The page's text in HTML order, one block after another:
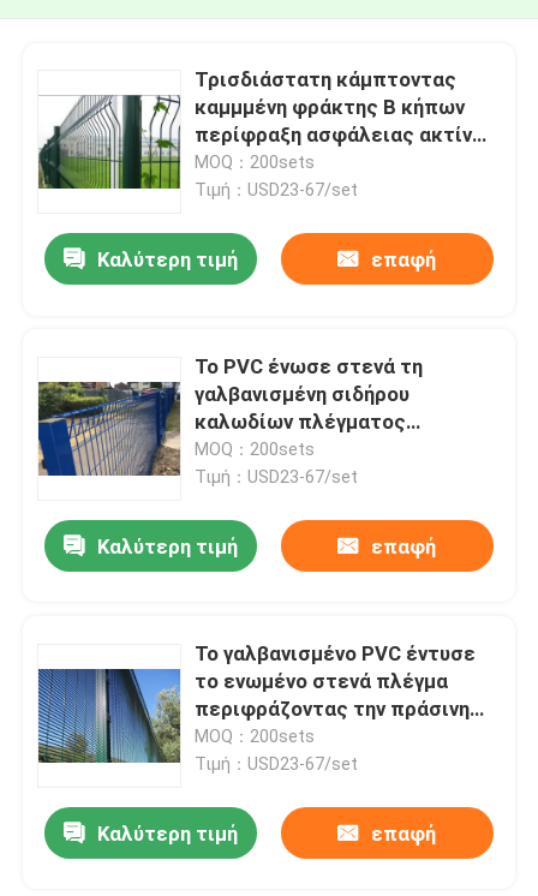
Τρισδιάστατη κάμπτοντας
καμμμένη φράκτης Β κήπων
περίφραξη ασφάλειας ακτίνων
κτηρίων
MOQ：200sets
Τιμή：USD23-67/set
Καλύτερη τιμή επαφή
Το PVC ένωσε στενά τη
γαλβανισμένη σιδήρου
καλωδίων πλέγματος
περίφραξη περιμέτρου κήπων
φρακτών τρισδιάστατη
MOQ：200sets
Τιμή：USD23-67/set
Καλύτερη τιμή επαφή
Το γαλβανισμένο PVC έντυσε
το ενωμένο στενά πλέγμα
περιφράζοντας την πράσινη
περίφραξη πλέγματος Β
MOQ：200sets
Τιμή：USD23-67/set
Καλύτερη τιμή επαφή